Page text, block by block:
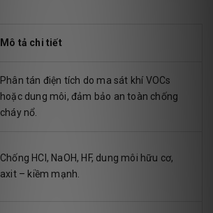
Mô tả chi tiết
Phân tán điện tích do ma sát khí VOCs
hoặc dung môi, đảm bảo an toàn chống
cháy nổ.
Chống HCl, NaOH, HF, dung môi hữu cơ,
axit – kiềm mạnh.